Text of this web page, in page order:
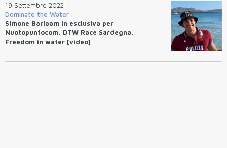
19 Settembre 2022
Dominate the Water
Simone Barlaam in esclusiva per
Nuotopuntocom, DTW Race Sardegna,
Freedom in water [video]